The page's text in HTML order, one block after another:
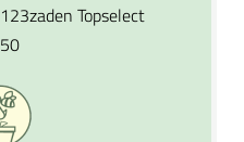
123zaden Topselect
50